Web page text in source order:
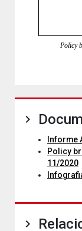
Policy
Informe
Policy
11/2020